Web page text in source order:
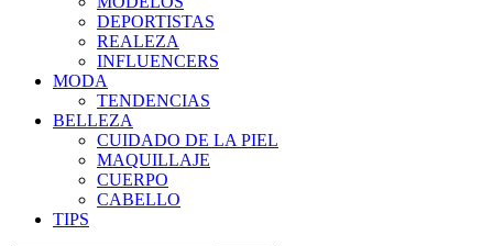
DEPORTISTAS
REALEZA
INFLUENCERS
MODA
TENDENCIAS
BELLEZA
CUIDADO DE LA PIEL
MAQUILLAJE
CUERPO
CABELLO
TIPS